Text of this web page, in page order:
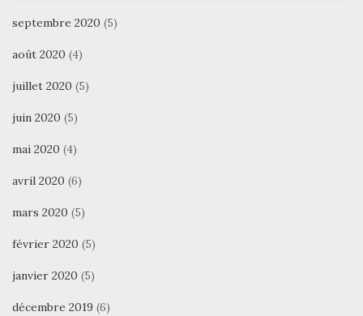
septembre 2020 (5)
août 2020 (4)
juillet 2020 (5)
juin 2020 (5)
mai 2020 (4)
avril 2020 (6)
mars 2020 (5)
février 2020 (5)
janvier 2020 (5)
décembre 2019 (6)